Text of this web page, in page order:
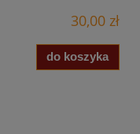
30,00 zł
do koszyka